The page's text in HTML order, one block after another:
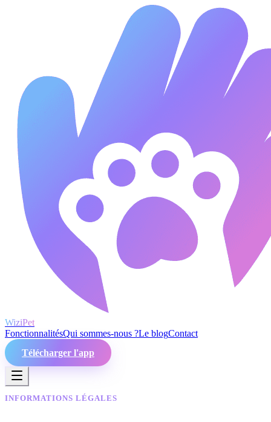
WiziPet
FonctionnalitésQui sommes-nous ?Le blogContact
Télécharger l'app
INFORMATIONS LÉGALES